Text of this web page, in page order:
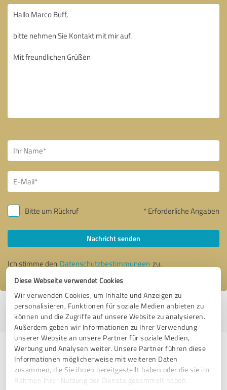
Diese Webseite verwendet Cookies
Wir verwenden Cookies, um Inhalte und Anzeigen zu
personalisieren, Funktionen für soziale Medien anbieten zu
können und die Zugriffe auf unsere Website zu analysieren.
Außerdem geben wir Informationen zu Ihrer Verwendung
unserer Website an unsere Partner für soziale Medien,
Werbung und Analysen weiter. Unsere Partner führen diese
Informationen möglicherweise mit weiteren Daten
zusammen, die Sie ihnen bereitgestellt haben oder die sie im
Rahmen Ihrer Nutzung der Dienste gesammelt haben.
Bitte um Rückruf * Erforderliche Angaben
Nachricht senden
Ich stimme den Datenschutzbestimmungen zu.
Profil aktiv seit 10.12.2017 |Letzte Aktualisierung: 17.02.2020|Profil
melden
Erfahrungen zu weiteren
Anbietern aus dem Bereich
Versicherungsdienstleistungen